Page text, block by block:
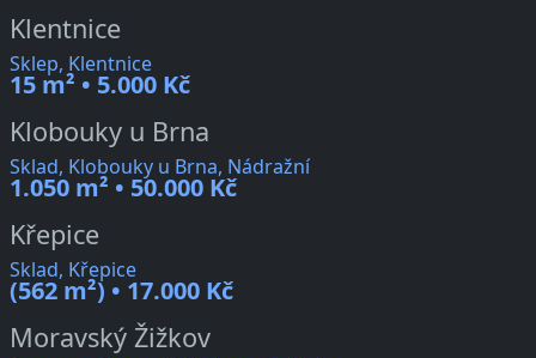
Klentnice
Sklep, Klentnice
15 m² • 5.000 Kč
Klobouky u Brna
Sklad, Klobouky u Brna, Nádražní
1.050 m² • 50.000 Kč
Křepice
Sklad, Křepice
(562 m²) • 17.000 Kč
Moravský Žižkov